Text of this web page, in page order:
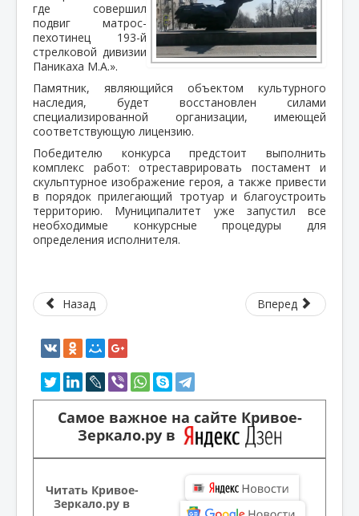
где совершил
подвиг матрос-
пехотинец 193-й
стрелковой дивизии
Паникаха М.А.».
Памятник, являющийся объектом культурного
наследия, будет восстановлен силами
специализированной организации, имеющей
соответствующую лицензию.
Победителю конкурса предстоит выполнить
комплекс работ: отреставрировать постамент и
скульптурное изображение героя, а также привести
в порядок прилегающий тротуар и благоустроить
территорию. Муниципалитет уже запустил все
необходимые конкурсные процедуры для
определения исполнителя.
Назад Вперед
Самое важное на сайте Кривое-
Зеркало.ру в
Читать Кривое-
Зеркало.ру в